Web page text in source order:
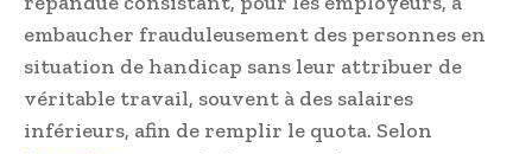
embaucher frauduleusement des personnes en
situation de handicap sans leur attribuer de
véritable travail, souvent à des salaires
inférieurs, afin de remplir le quota. Selon